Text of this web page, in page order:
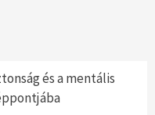
és a mentális